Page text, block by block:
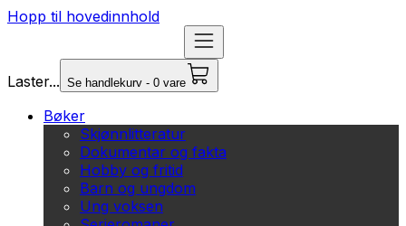
Hopp til hovedinnhold
Laster... Se handlekurv - 0 vare
Bøker
Skjønnlitteratur
Dokumentar og fakta
Hobby og fritid
Barn og ungdom
Ung voksen